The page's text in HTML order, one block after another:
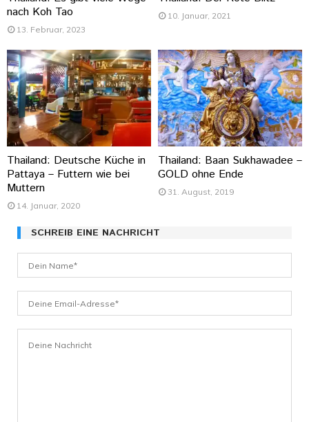
nach Koh Tao
13. Februar, 2023
10. Januar, 2021
Thailand: Deutsche Küche in
Pattaya – Futtern wie bei
Muttern
14. Januar, 2020
Thailand: Baan Sukhawadee –
GOLD ohne Ende
31. August, 2019
SCHREIB EINE NACHRICHT